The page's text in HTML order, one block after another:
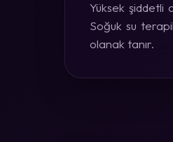
Yüksek şiddetli
Soğuk su
olanak tanır.